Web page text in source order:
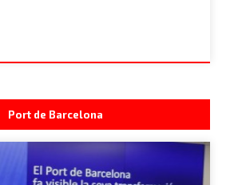
Port de Barcelona